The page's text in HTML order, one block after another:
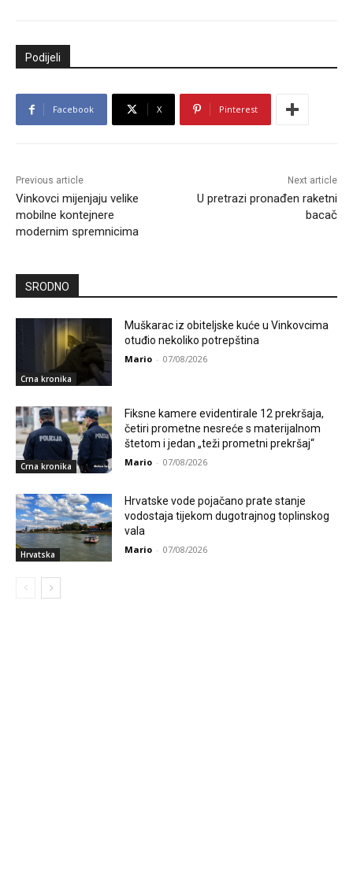
Podijeli
Facebook X Pinterest
Previous article
Vinkovci mijenjaju velike
mobilne kontejnere
modernim spremnicima
Next article
U pretrazi pronađen raketni
bacač
SRODNO
Crna kronika
Muškarac iz obiteljske kuće u Vinkovcima
otuđio nekoliko potrepština
Mario - 07/08/2026
Crna kronika
Fiksne kamere evidentirale 12 prekršaja,
četiri prometne nesreće s materijalnom
štetom i jedan „teži prometni prekršaj“
Mario - 07/08/2026
Hrvatska
Hrvatske vode pojačano prate stanje
vodostaja tijekom dugotrajnog toplinskog
vala
Mario - 07/08/2026